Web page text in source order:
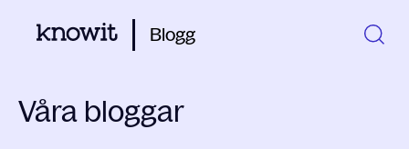
Blogg
Våra bloggar